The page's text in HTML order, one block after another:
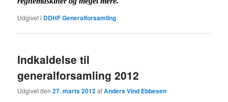
Udgivet i DDHF Generalforsamling
Indkaldelse til
generalforsamling 2012
Udgivet den27. marts 2012afAnders Vind Ebbesen